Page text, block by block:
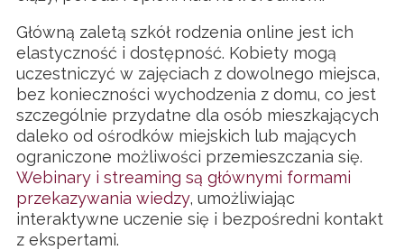
Główną zaletą szkół rodzenia online jest ich
elastyczność i dostępność. Kobiety mogą
uczestniczyć w zajęciach z dowolnego miejsca,
bez konieczności wychodzenia z domu, co jest
szczególnie przydatne dla osób mieszkających
daleko od ośrodków miejskich lub mających
ograniczone możliwości przemieszczania się.
Webinary i streaming są głównymi formami
przekazywania wiedzy, umożliwiając
interaktywne uczenie się i bezpośredni kontakt
z ekspertami.